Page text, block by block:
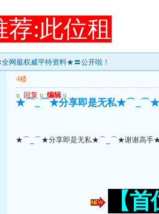
荐:此位租
网最权威平特资料★〓公开啦！
4楼
u 回复 u 编辑 u
★⌒_⌒★分享即是无私
★⌒_⌒★分享即是无私★⌒_⌒★谢谢高
【